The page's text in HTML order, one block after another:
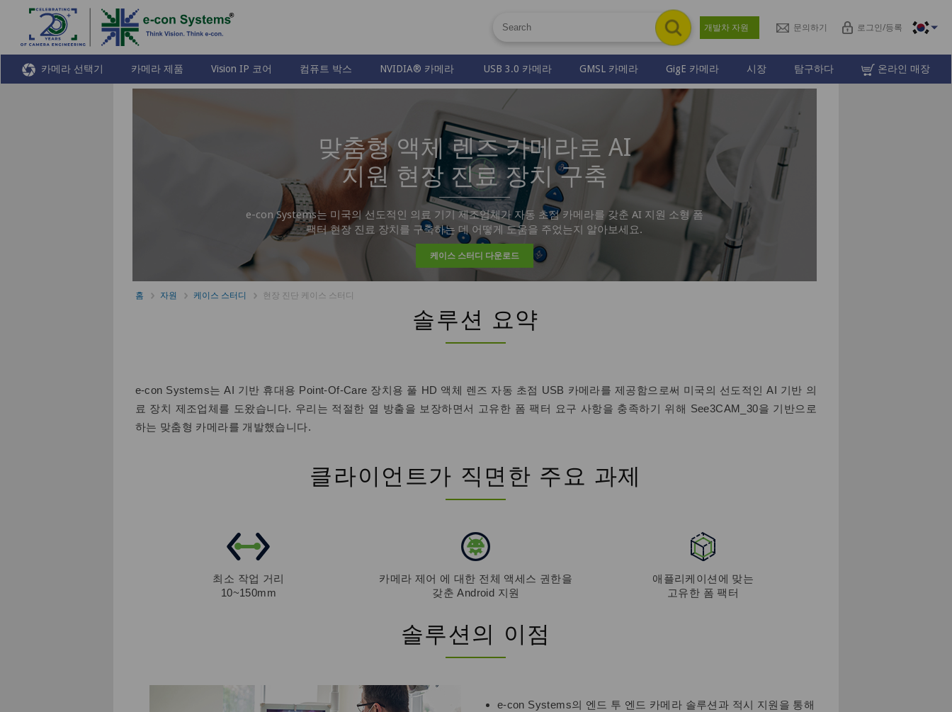
개발차 자원 문의하기 로그인/등록
카메라 선택기 카메라 제품 Vision IP 코어 컴퓨트 박스 NVIDIA® 카메라 USB 3.0 카메라 GMSL 카메라 GigE 카메라 시장 탐구하다 온라인 매장
맞춤형 액체 렌즈 카메라로 AI
지원 현장 진료 장치 구축
e-con Systems는 미국의 선도적인 의료 기기 제조업체가 자동 초점 카메라를 갖춘 AI 지원 소형 폼
팩터 현장 진료 장치를 구축하는 데 어떻게 도움을 주었는지 알아보세요.
케이스 스터디 다운로드
홈 자원 케이스 스터디 현장 진단 케이스 스터디
솔루션 요약
e-con Systems는 AI 기반 휴대용 Point-Of-Care 장치용 풀 HD 액체 렌즈 자동 초점 USB 카메라를 제공함으로써 미국의 선도적인 AI 기반 의
료 장치 제조업체를 도왔습니다. 우리는 적절한 열 방출을 보장하면서 고유한 폼 팩터 요구 사항을 충족하기 위해 See3CAM_30을 기반으로
하는 맞춤형 카메라를 개발했습니다.
클라이언트가 직면한 주요 과제
최소 작업 거리
10~150mm
카메라 제어 에 대한 전체 액세스 권한을
갖춘 Android 지원
애플리케이션에 맞는
고유한 폼 팩터
솔루션의 이점
e-con Systems의 엔드 투 엔드 카메라 솔루션과 적시 지원을 통해